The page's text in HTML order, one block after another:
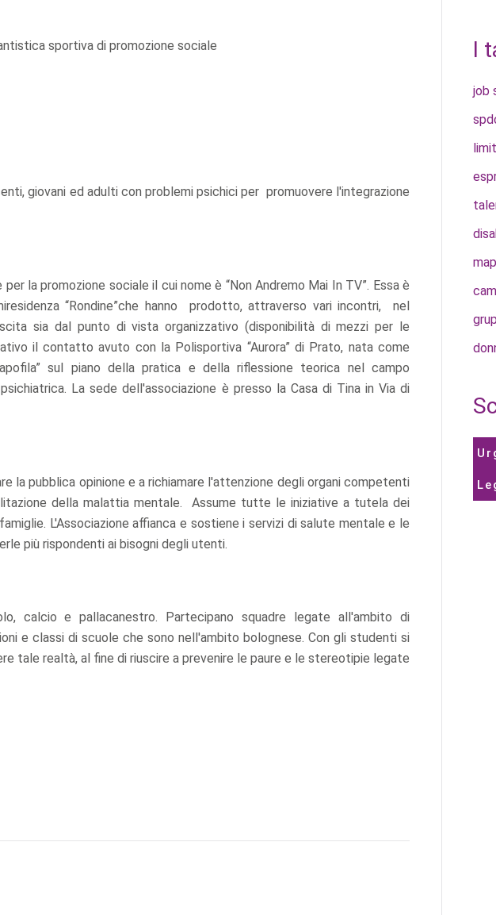
sportiva di promozione sociale
giovani ed adulti con problemi psichici per promuovere l'integrazione
la promozione sociale il cui nome è “Non Andremo Mai In TV”. Essa è
“Rondine”che hanno prodotto, attraverso vari incontri, nel
sia dal punto di vista organizzativo (disponibilità di mezzi per le
il contatto avuto con la Polisportiva “Aurora” di Prato, nata come
sul piano della pratica e della riflessione teorica nel campo
La sede dell'associazione è presso la Casa di Tina in Via di
la pubblica opinione e a richiamare l'attenzione degli organi competenti
della malattia mentale. Assume tutte le iniziative a tutela dei
L'Associazione affianca e sostiene i servizi di salute mentale e le
più rispondenti ai bisogni degli utenti.
calcio e pallacanestro. Partecipano squadre legate all'ambito di
e classi di scuole che sono nell'ambito bolognese. Con gli studenti si
tale realtà, al fine di riuscire a prevenire le paure e le stereotipie legate
I
job